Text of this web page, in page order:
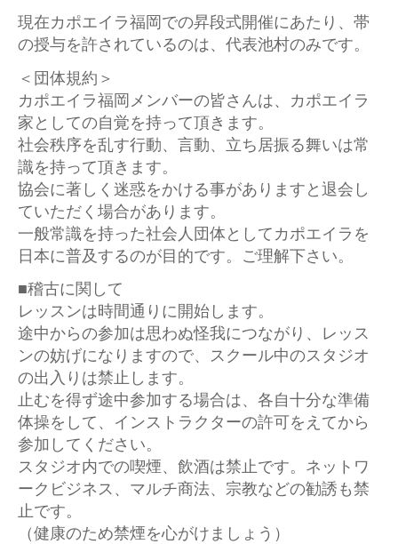
現在カポエイラ福岡での昇段式開催にあたり、帯
の授与を許されているのは、代表池村のみです。
＜団体規約＞
カポエイラ福岡メンバーの皆さんは、カポエイラ
家としての自覚を持って頂きます。
社会秩序を乱す行動、言動、立ち居振る舞いは常
識を持って頂きます。
協会に著しく迷惑をかける事がありますと退会し
ていただく場合があります。
一般常識を持った社会人団体としてカポエイラを
日本に普及するのが目的です。ご理解下さい。
■稽古に関して
レッスンは時間通りに開始します。
途中からの参加は思わぬ怪我につながり、レッス
ンの妨げになりますので、スクール中のスタジオ
の出入りは禁止します。
止むを得ず途中参加する場合は、各自十分な準備
体操をして、インストラクターの許可をえてから
参加してください。
スタジオ内での喫煙、飲酒は禁止です。ネットワ
ークビジネス、マルチ商法、宗教などの勧誘も禁
止です。
（健康のため禁煙を心がけましょう）